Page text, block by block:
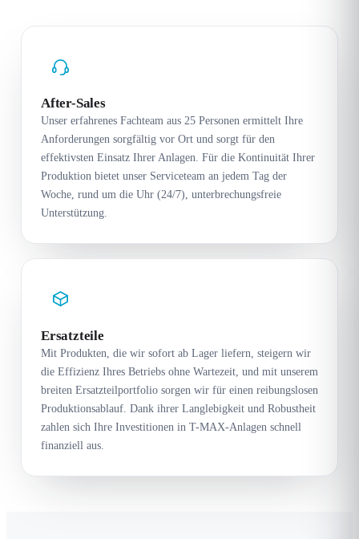
After-Sales
Unser erfahrenes Fachteam aus 25 Personen ermittelt Ihre
Anforderungen sorgfältig vor Ort und sorgt für den
effektivsten Einsatz Ihrer Anlagen. Für die Kontinuität Ihrer
Produktion bietet unser Serviceteam an jedem Tag der
Woche, rund um die Uhr (24/7), unterbrechungsfreie
Unterstützung.
Ersatzteile
Mit Produkten, die wir sofort ab Lager liefern, steigern wir
die Effizienz Ihres Betriebs ohne Wartezeit, und mit unserem
breiten Ersatzteilportfolio sorgen wir für einen reibungslosen
Produktionsablauf. Dank ihrer Langlebigkeit und Robustheit
zahlen sich Ihre Investitionen in T-MAX-Anlagen schnell
finanziell aus.